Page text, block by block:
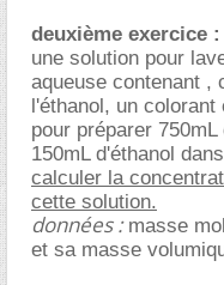
deuxième exercice :
une solution pour
aqueuse contenant ,
l'éthanol, un colorant
pour préparer
150mL d'éthanol
calculer la
cette solution.
données :masse
et sa masse